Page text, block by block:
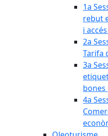
1a
rebut
i
2a
Tarifa
3a
4a